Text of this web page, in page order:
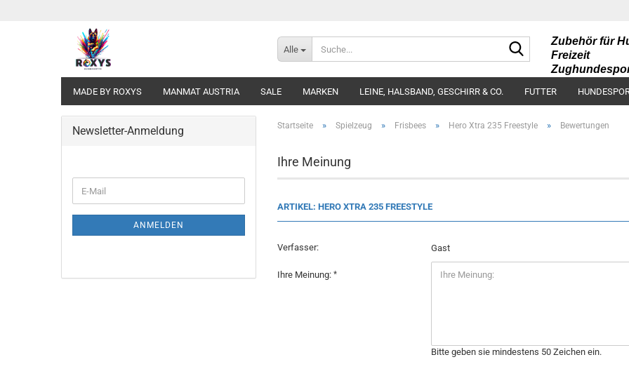
Alle
Suche...Zubehör für
Freizeit
MADE BY ROXYS MANMAT AUSTRIA SALE MARKEN LEINE, HALSBAND, GESCHIRR & CO. FUTTER
Startseite » Spielzeug » Frisbees » Hero Xtra 235 Freestyle » Bewertungen
Ihre Meinung
ARTIKEL: HERO XTRA 235 FREESTYLE
Verfasser: Gast
Ihre Meinung:
Bitte geben sie mindestens 50 Zeichen ein.
Newsletter-Anmeldung
ZUR
E-
Mail
ANMELDEN